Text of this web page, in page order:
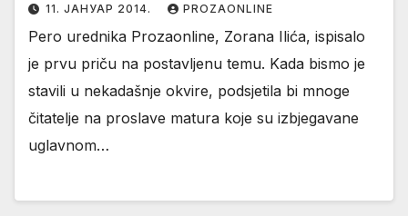
11. ЈАНУАР 2014. PROZAONLINE
Pero urednika Prozaonline, Zorana Ilića, ispisalo
je prvu priču na postavljenu temu. Kada bismo je
stavili u nekadašnje okvire, podsjetila bi mnoge
čitatelje na proslave matura koje su izbjegavane
uglavnom…